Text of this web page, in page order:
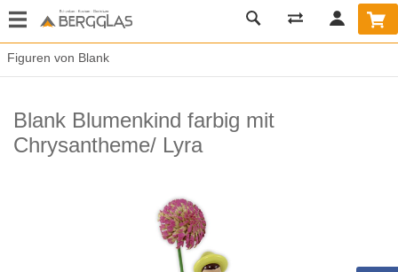
Figuren von Blank
Blank Blumenkind farbig mit
Chrysantheme/ Lyra